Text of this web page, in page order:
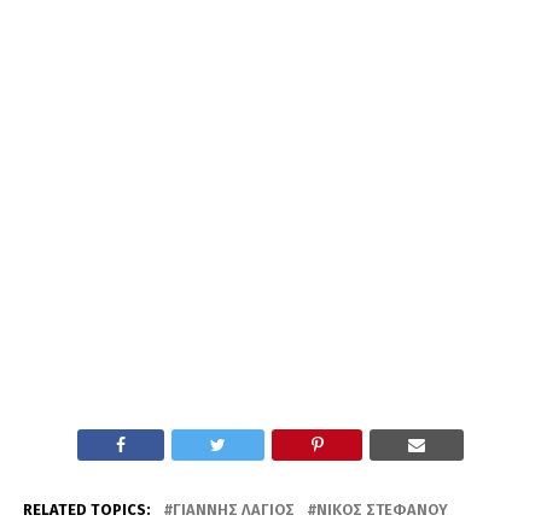
RELATED TOPICS: ΓΙΆΝΝΗΣ ΛΆΓΙΟΣ ΝΊΚΟΣ ΣΤΕΦΆΝΟΥ